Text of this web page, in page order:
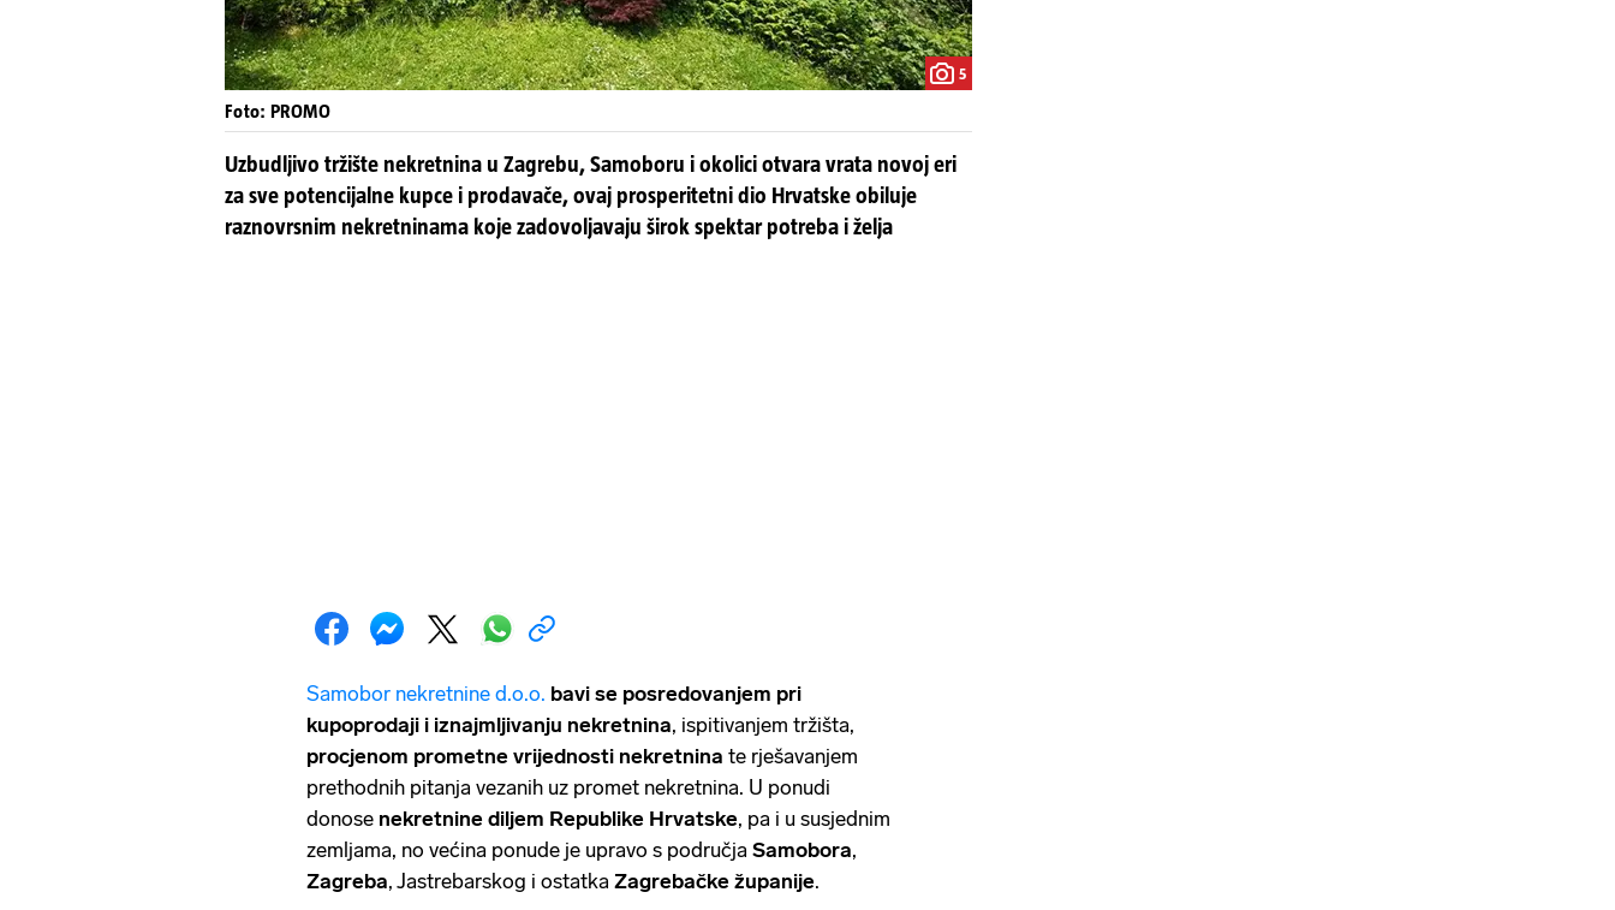
5
Foto: PROMO
Uzbudljivo tržište nekretnina u Zagrebu, Samoboru i okolici otvara vrata novoj eri
za sve potencijalne kupce i prodavače, ovaj prosperitetni dio Hrvatske obiluje
raznovrsnim nekretninama koje zadovoljavaju širok spektar potreba i želja
Samobor nekretnine d.o.o. bavi se posredovanjem pri
kupoprodaji i iznajmljivanju nekretnina, ispitivanjem tržišta,
procjenom prometne vrijednosti nekretnina te rješavanjem
prethodnih pitanja vezanih uz promet nekretnina. U ponudi
donose nekretnine diljem Republike Hrvatske, pa i u susjednim
zemljama, no većina ponude je upravo s područja Samobora,
Zagreba, Jastrebarskog i ostatka Zagrebačke županije.